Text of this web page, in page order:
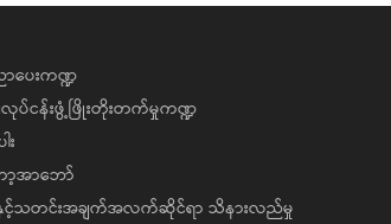
ပေးကဏ္ဍ
လုပ်ငန်းဖွံ့ဖြိုးတိုးတက်မှုကဏ္ဍ
း
အာဘော်
င့်သတင်းအချက်အလက်ဆိုင်ရာ သိနားလည်မှု